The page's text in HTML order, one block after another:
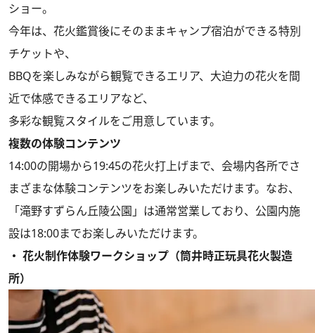
ショー。
今年は、花火鑑賞後にそのままキャンプ宿泊ができる特別
チケットや、
BBQを楽しみながら観覧できるエリア、大迫力の花火を間
近で体感できるエリアなど、
多彩な観覧スタイルをご用意しています。
複数の体験コンテンツ
14:00の開場から19:45の花火打上げまで、会場内各所でさ
まざまな体験コンテンツをお楽しみいただけます。なお、
「滝野すずらん丘陵公園」は通常営業しており、公園内施
設は18:00までお楽しみいただけます。
・ 花火制作体験ワークショップ（筒井時正玩具花火製造
所）